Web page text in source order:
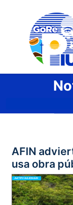
AFIN
usa obra